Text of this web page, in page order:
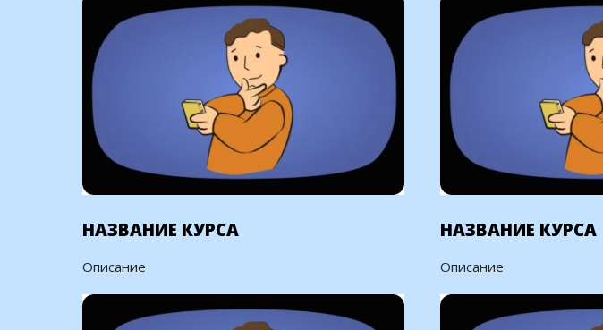
НАЗВАНИЕ КУРСА
Описание
НАЗВАНИЕ КУРСА
Описание